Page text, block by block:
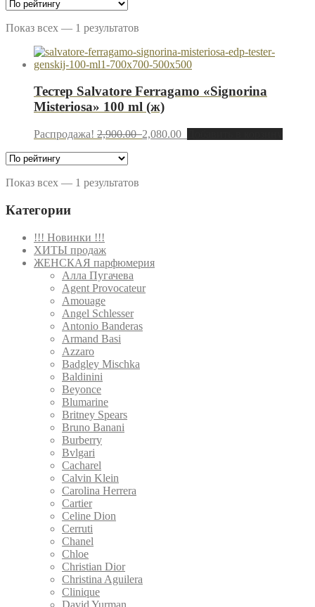
Показ всех — 1 результатов
Тестер Salvatore Ferragamo «Signorina
Misteriosa» 100 ml (ж)
Распродажа! 2,900.002,080.00
Показ всех — 1 результатов
Категории
!!! Новинки !!!
ХИТЫ продаж
ЖЕНСКАЯ парфюмерия
Алла Пугачева
Agent Provocateur
Amouage
Angel Schlesser
Antonio Banderas
Armand Basi
Azzaro
Badgley Mischka
Baldinini
Beyonce
Blumarine
Britney Spears
Bruno Banani
Burberry
Bvlgari
Cacharel
Calvin Klein
Carolina Herrera
Cartier
Celine Dion
Cerruti
Chanel
Chloe
Christian Dior
Christina Aguilera
Clinique
David Yurman